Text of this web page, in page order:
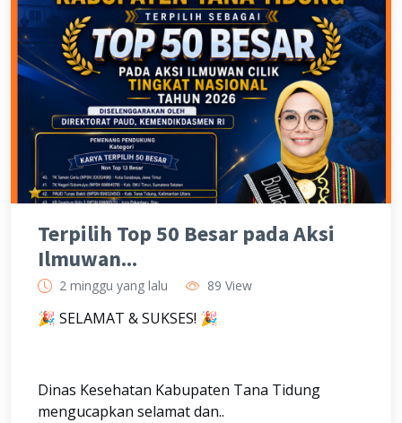
Terpilih Top 50 Besar pada Aksi
Ilmuwan...
2 minggu yang lalu 89 View
🎉 SELAMAT & SUKSES! 🎉
Dinas Kesehatan Kabupaten Tana Tidung
mengucapkan selamat dan..